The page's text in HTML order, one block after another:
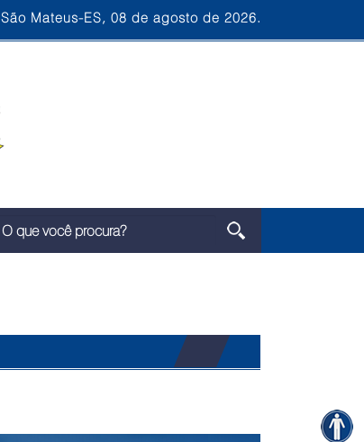
São Mateus-ES, 08 de agosto de 2026.